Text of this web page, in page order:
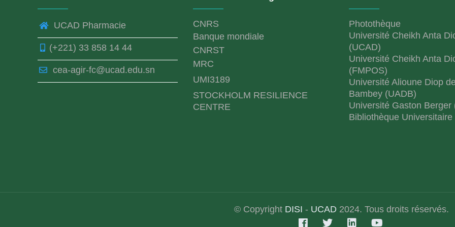
UCAD Pharmacie
(+221) 33 858 14 44
cea-agir-fc@ucad.edu.sn
CNRS
Banque mondiale
CNRST
MRC
UMI3189
STOCKHOLM RESILIENCE
CENTRE
Photothèque
Université Cheikh Anta
(UCAD)
Université Cheikh Anta
(FMPOS)
Université Alioune Diop
Bambey (UADB)
Université Gaston Berger
Bibliothèque Universitaire
© Copyright DISI - UCAD 2024. Tous droits réservés.